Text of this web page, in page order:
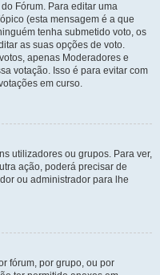
Fórum. Para editar uma
(esta mensagem é a que
tenha submetido voto, os
as suas opções de voto.
apenas Moderadores e
votação. Isso é para evitar com
em curso.
utilizadores ou grupos. Para ver,
ação, poderá precisar de
ou administrador para lhe
fórum, por grupo, ou por